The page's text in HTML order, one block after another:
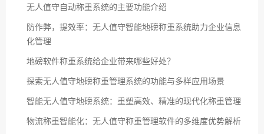
无人值守自动称重系统的主要功能介绍
防作弊，提效率：无人值守智能地磅称重系统助力企业信息
化管理
地磅软件称重系统给企业带来哪些好处？
探索无人值守地磅称重管理系统的功能与多样应用场景
智能无人值守地磅系统：重塑高效、精准的现代化称重管理
物流称重智能化：无人值守称重管理软件的多维度优势解析